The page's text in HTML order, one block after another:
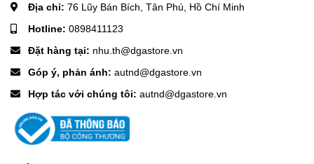
Địa chỉ: 76 Lũy Bán Bích, Tân Phú, Hồ Chí Minh
Hotline: 0898411123
Đặt hàng tại: nhu.th@dgastore.vn
Góp ý, phản ánh: autnd@dgastore.vn
Hợp tác với chúng tôi: autnd@dgastore.vn